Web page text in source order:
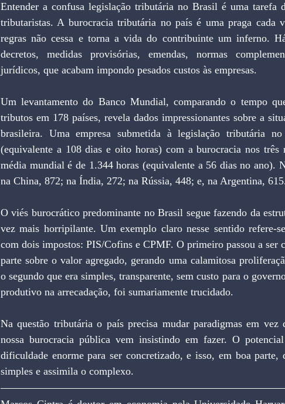
Entender a confusa legislação tributária no Brasil é uma tarefa
tributaristas. A burocracia tributária no país é uma praga cada
regras não cessa e torna a vida do contribuinte um inferno.
decretos, medidas provisórias, emendas, normas
jurídicos, que acabam impondo pesados custos às empresas.
Um levantamento do Banco Mundial, comparando o tempo
tributos em 178 países, revela dados impressionantes sobre a
brasileira. Uma empresa submetida à legislação tributária
(equivalente a 108 dias e oito horas) com a burocracia nos três
média mundial é de 1.344 horas (equivalente a 56 dias no ano).
na China, 872; na Índia, 272; na Rússia, 448; e, na Argentina,
O viés burocrático predominante no Brasil segue fazendo da
vez mais horripilante. Um exemplo claro nesse sentido refere-
com dois impostos: PIS/Cofins e CPMF. O primeiro passou a ser
parte sobre o valor agregado, gerando uma calamitosa
o segundo que era simples, transparente, sem custo para o
produtivo na arrecadação, foi sumariamente trucidado.
Na questão tributária o país precisa mudar paradigmas em vez
nossa burocracia pública vem insistindo em fazer. O
dificuldade enorme para ser concretizado, e isso, em boa parte,
simples e assimila o complexo.